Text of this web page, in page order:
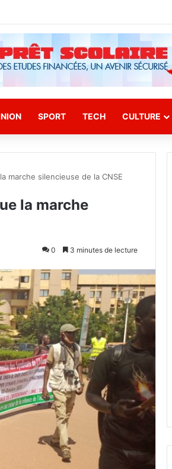
SPORT TECH CULTURE
marche silencieuse de la CNSE
la marche
0 3 minutes de lecture